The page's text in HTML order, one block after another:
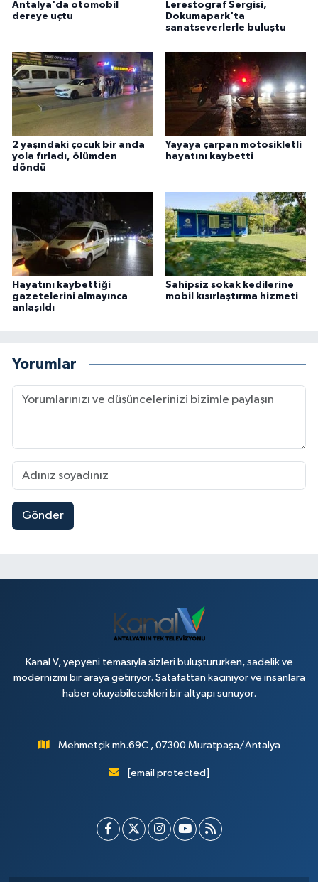
Antalya'da otomobil
dereye uçtu
Lerestograf Sergisi,
Dokumapark'ta
sanatseverlerle buluştu
2 yaşındaki çocuk bir anda
yola fırladı, ölümden
döndü
Yayaya çarpan motosikletli
hayatını kaybetti
Hayatını kaybettiği
gazetelerini almayınca
anlaşıldı
Sahipsiz sokak kedilerine
mobil kısırlaştırma hizmeti
Yorumlar
Gönder
Kanal V, yepyeni temasıyla sizleri buluştururken, sadelik ve
modernizmi bir araya getiriyor. Şatafattan kaçınıyor ve insanlara
haber okuyabilecekleri bir altyapı sunuyor.
Mehmetçik mh.69C , 07300 Muratpaşa/Antalya
[email protected]